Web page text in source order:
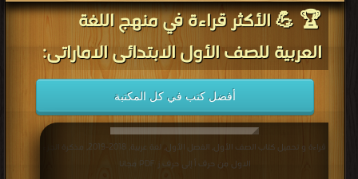
🏆 💪 الأكثر قراءة في منهج اللغة
العربية للصف الأول الابتدائى الاماراتى:
أفضل كتب في كل المكتبة
قراءة و تحميل كتاب الصف الأول, الفصل الأول, لغة عربية, 2018-2019, مذكرة الجزء
الاول من حرف أ إلى حرف ز PDF مجانا